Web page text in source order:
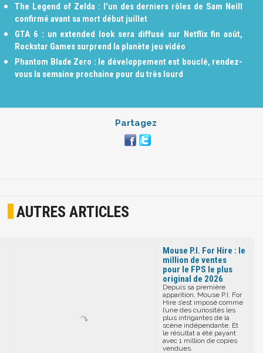
The Legend of Zelda : l'un des derniers rôles de Sam Neill
confirmé avant sa mort début juillet
GTA 6 : un extended look sera diffusé sur Netflix fin août,
Rockstar Games surprend la planète jeu vidéo
Phantom Blade Zero : le développement est bouclé, rendez-
vous la semaine prochaine pour du très lourd
Partagez
AUTRES ARTICLES
Mouse P.I. For Hire : le
million de ventes
pour le FPS le plus
original de 2026
Depuis sa première
apparition, Mouse P.I. For
Hire s’est imposé comme
l’une des curiosités les
plus intrigantes de la
scène indépendante. Et
le résultat a été payant
avec 1 million de copies
vendues.